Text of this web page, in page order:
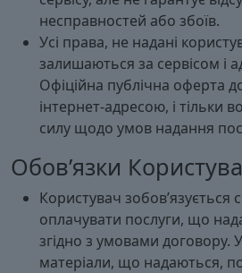
несправностей або збоїв.
Усі права, не надані
залишаються за сервісом і
Офіційна публічна оферта
інтернет-адресою, і тільки
силу щодо умов надання
Обов’язки
Користувач зобов’язується
оплачувати послуги, що
згідно з умовами договору.
матеріали, що надаються,